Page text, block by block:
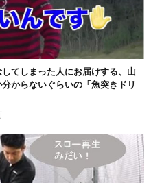
てしまった人にお届けする、山
からないぐらいの「魚突きドリ